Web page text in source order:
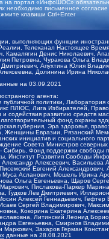
на портал «ИнфоШОС»
необходимо письменное
клавиши Ctrl+Enter
выполняющих функции
Телеканал Настоящее
Камалягин Денис Николаевич,
Петровна, Чуракова Ольга
Апухтина Юлия
Долинина Ирина
на 03.09.2021
агента:
публичной политики,
ПЛЮС, Лига Избирателей,
содействия развитию средств
фонд охраны
губерния, Эра здоровья,
Женщины Евразии, Рязанский
инициатив и социального
Совета Министров северных
Фонд поддержки
Институт Развития Свободы
Алексеевич,
Евгений
Муса Асланович, Мошель Ирина
Ольга Евгеньевна, Щаров
Пислакова-Паркер
Гудков Лев Дмитриевич,
Алексей Геннадьевич,
Сергей Владимирович,
Кокорина Екатерина
Литинский Леонид
Евгеньевна, Смирнов
Захаров Герман
данные на 28.08.2021